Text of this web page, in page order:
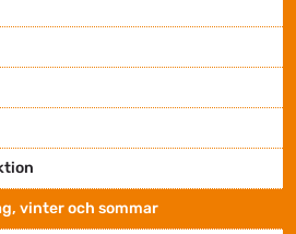
vinter och sommar